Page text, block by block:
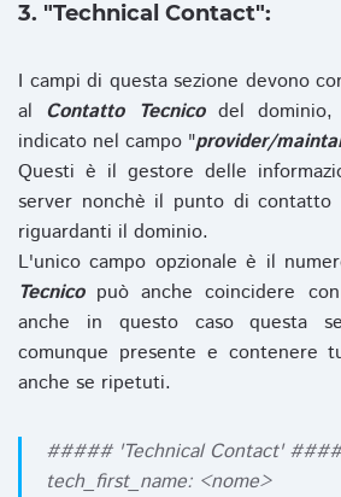
3. "Technical Contact":
I campi di questa sezione devono
al Contatto Tecnicodel dominio,
indicato nel campo "provider/
Questi è il gestore delle
server nonchè il punto di contatto
riguardanti il dominio.
L'unico campo opzionale è il
Tecnicopuò anche coincidere
anche in questo caso questa
comunque presente e contenere
anche se ripetuti.
##### 'Technical Contact'
tech_first_name: <nome>